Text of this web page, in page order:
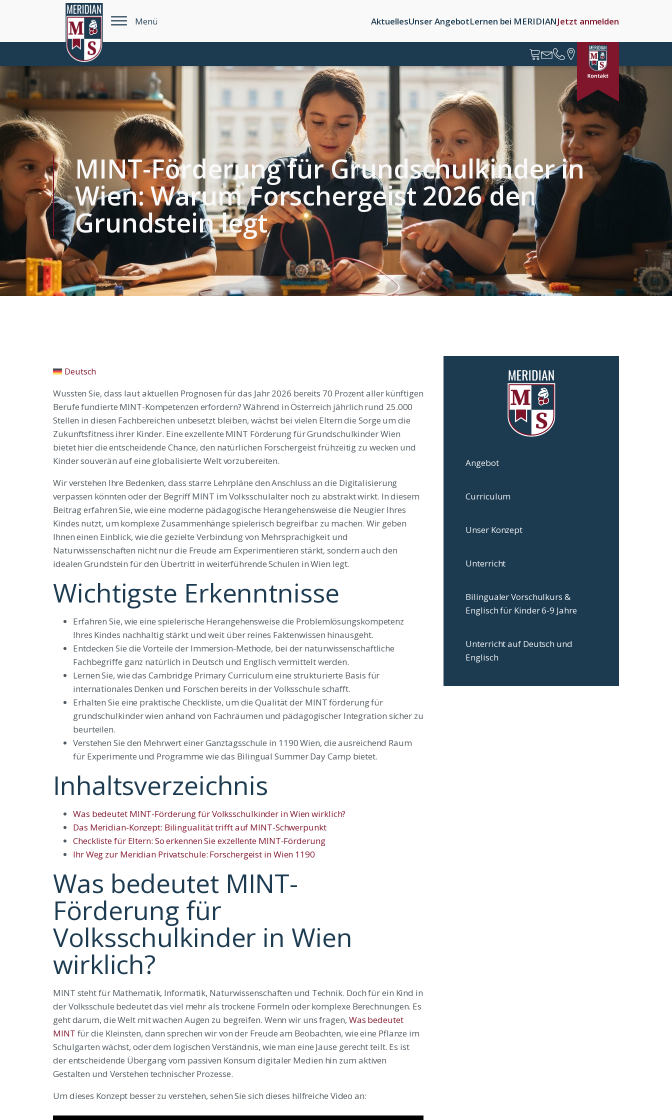
Menü AktuellesUnser AngebotLernen bei MERIDIANJetzt anmelden
MINT-Förderung für Grundschulkinder in
Wien: Warum Forschergeist 2026 den
Grundstein legt
Deutsch
Wussten Sie, dass laut aktuellen Prognosen für das Jahr 2026 bereits 70 Prozent aller künftigen
Berufe fundierte MINT-Kompetenzen erfordern? Während in Österreich jährlich rund 25.000
Stellen in diesen Fachbereichen unbesetzt bleiben, wächst bei vielen Eltern die Sorge um die
Zukunftsfitness ihrer Kinder. Eine exzellente MINT Förderung für Grundschulkinder Wien
bietet hier die entscheidende Chance, den natürlichen Forschergeist frühzeitig zu wecken und
Kinder souverän auf eine globalisierte Welt vorzubereiten.
Wir verstehen Ihre Bedenken, dass starre Lehrpläne den Anschluss an die Digitalisierung
verpassen könnten oder der Begriff MINT im Volksschulalter noch zu abstrakt wirkt. In diesem
Beitrag erfahren Sie, wie eine moderne pädagogische Herangehensweise die Neugier Ihres
Kindes nutzt, um komplexe Zusammenhänge spielerisch begreifbar zu machen. Wir geben
Ihnen einen Einblick, wie die gezielte Verbindung von Mehrsprachigkeit und
Naturwissenschaften nicht nur die Freude am Experimentieren stärkt, sondern auch den
idealen Grundstein für den Übertritt in weiterführende Schulen in Wien legt.
Wichtigste Erkenntnisse
Erfahren Sie, wie eine spielerische Herangehensweise die Problemlösungskompetenz
Ihres Kindes nachhaltig stärkt und weit über reines Faktenwissen hinausgeht.
Entdecken Sie die Vorteile der Immersion-Methode, bei der naturwissenschaftliche
Fachbegriffe ganz natürlich in Deutsch und Englisch vermittelt werden.
Lernen Sie, wie das Cambridge Primary Curriculum eine strukturierte Basis für
internationales Denken und Forschen bereits in der Volksschule schafft.
Erhalten Sie eine praktische Checkliste, um die Qualität der MINT förderung für
grundschulkinder wien anhand von Fachräumen und pädagogischer Integration sicher zu
beurteilen.
Verstehen Sie den Mehrwert einer Ganztagsschule in 1190 Wien, die ausreichend Raum
für Experimente und Programme wie das Bilingual Summer Day Camp bietet.
Inhaltsverzeichnis
Was bedeutet MINT-Förderung für Volksschulkinder in Wien wirklich?
Das Meridian-Konzept: Bilingualität trifft auf MINT-Schwerpunkt
Checkliste für Eltern: So erkennen Sie exzellente MINT-Förderung
Ihr Weg zur Meridian Privatschule: Forschergeist in Wien 1190
Was bedeutet MINT-
Förderung für
Volksschulkinder in Wien
wirklich?
MINT steht für Mathematik, Informatik, Naturwissenschaften und Technik. Doch für ein Kind in
der Volksschule bedeutet das viel mehr als trockene Formeln oder komplexe Berechnungen. Es
geht darum, die Welt mit wachen Augen zu begreifen. Wenn wir uns fragen, Was bedeutet
MINT für die Kleinsten, dann sprechen wir von der Freude am Beobachten, wie eine Pflanze im
Schulgarten wächst, oder dem logischen Verständnis, wie man eine Jause gerecht teilt. Es ist
der entscheidende Übergang vom passiven Konsum digitaler Medien hin zum aktiven
Gestalten und Verstehen technischer Prozesse.
Um dieses Konzept besser zu verstehen, sehen Sie sich dieses hilfreiche Video an:
Angebot
Curriculum
Unser Konzept
Unterricht
Bilingualer Vorschulkurs &
Englisch für Kinder 6-9 Jahre
Unterricht auf Deutsch und
Englisch